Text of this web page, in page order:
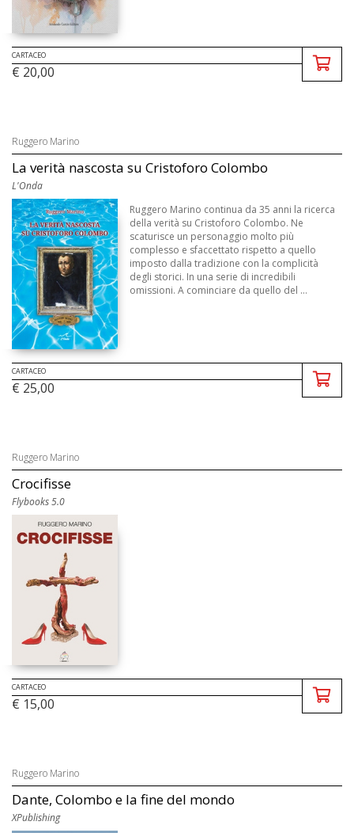
CARTACEO
€ 20,00
Ruggero Marino
La verità nascosta su Cristoforo Colombo
L'Onda
Ruggero Marino continua da 35 anni la ricerca
della verità su Cristoforo Colombo. Ne
scaturisce un personaggio molto più
complesso e sfaccettato rispetto a quello
imposto dalla tradizione con la complicità
degli storici. In una serie di incredibili
omissioni. A cominciare da quello del ...
CARTACEO
€ 25,00
Ruggero Marino
Crocifisse
Flybooks 5.0
CARTACEO
€ 15,00
Ruggero Marino
Dante, Colombo e la fine del mondo
XPublishing